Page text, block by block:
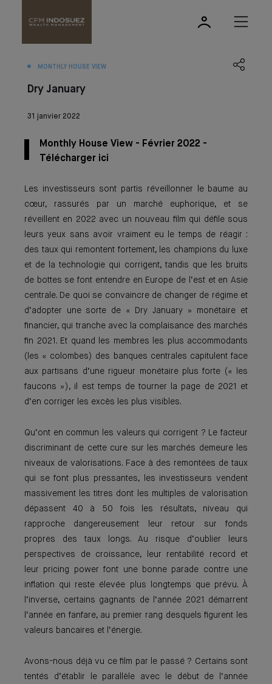
MONTHLY HOUSE VIEW
Dry January
31 janvier 2022
Monthly House View - Février 2022 -
Télécharger ici
Les investisseurs sont partis réveillonner le baume au
cœur, rassurés par un marché euphorique, et se
réveillent en 2022 avec un nouveau film qui défile sous
leurs yeux sans avoir vraiment eu le temps de réagir :
des taux qui remontent fortement, les champions du luxe
et de la technologie qui corrigent, tandis que les bruits
de bottes se font entendre en Europe de l’est et en Asie
centrale. De quoi se convaincre de changer de régime et
d’adopter une sorte de « Dry January » monétaire et
financier, qui tranche avec la complaisance des marchés
fin 2021. Et quand les membres les plus accommodants
(les « colombes) des banques centrales capitulent face
aux partisans d’une rigueur monétaire plus forte (« les
faucons »), il est temps de tourner la page de 2021 et
d’en corriger les excès les plus visibles.
Qu’ont en commun les valeurs qui corrigent ? Le facteur
discriminant de cette cure sur les marchés demeure les
niveaux de valorisations. Face à des remontées de taux
qui se font plus pressantes, les investisseurs vendent
massivement les titres dont les multiples de valorisation
dépassent 40 à 50 fois les résultats, niveau qui
rapproche dangereusement leur retour sur fonds
propres des taux longs. Au risque d’oublier leurs
perspectives de croissance, leur rentabilité record et
leur pricing power font une bonne parade contre une
inflation qui reste élevée plus longtemps que prévu. À
l’inverse, certains gagnants de l’année 2021 démarrent
l’année en fanfare, au premier rang desquels figurent les
valeurs bancaires et l’énergie.
Avons-nous déjà vu ce film par le passé ? Certains sont
tentés d’établir le parallèle avec le début de l’année